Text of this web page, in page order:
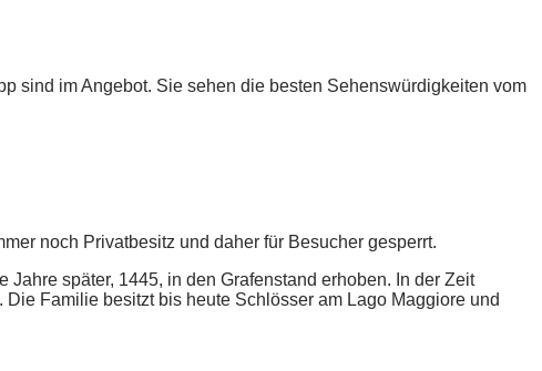
sind im Angebot. Sie sehen die besten Sehenswürdigkeiten vom
noch Privatbesitz und daher für Besucher gesperrt.
später, 1445, in den Grafenstand erhoben. In der Zeit
Familie besitzt bis heute Schlösser am Lago Maggiore und